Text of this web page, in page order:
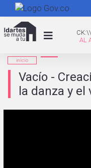
inicio
Vacío -
la danza y